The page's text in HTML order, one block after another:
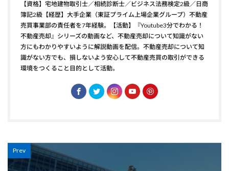
【資格】宅地建物取引士／相続診断士／ビジネス法務検定2級／日商
簿記2級【経歴】大手企業（東証プライム上場企業グループ）不動産
売買事業部の責任者を7年経験。【活動】『Youtube3分でわかる！
不動産売却』シリーズの動画など、不動産売却について知識がない
方にもわかりやすいように解説動画を配信。不動産売却について知
識がない方でも、損しないよう安心して不動産売買の取引ができる
環境をつくること目的として活動。
Prev